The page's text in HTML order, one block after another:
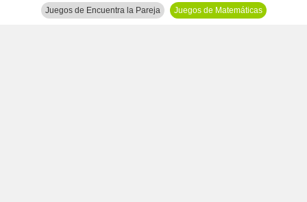
Juegos de Encuentra la Pareja Juegos de Matemáticas